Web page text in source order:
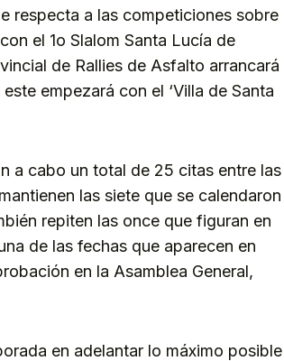
respecta a las competiciones sobre
el 1o Slalom Santa Lucía de
de Rallies de Asfalto arrancará
empezará con el ‘Villa de Santa
a cabo un total de 25 citas entre las
las siete que se calendaron
repiten las once que figuran en
de las fechas que aparecen en
en la Asamblea General,
en adelantar lo máximo posible